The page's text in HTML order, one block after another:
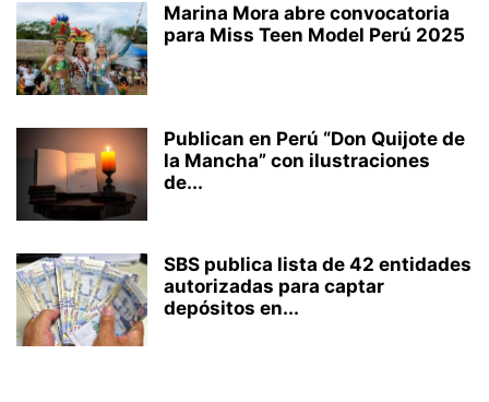
Marina Mora abre convocatoria
para Miss Teen Model Perú 2025
Publican en Perú “Don Quijote de
la Mancha” con ilustraciones
de...
SBS publica lista de 42 entidades
autorizadas para captar
depósitos en...